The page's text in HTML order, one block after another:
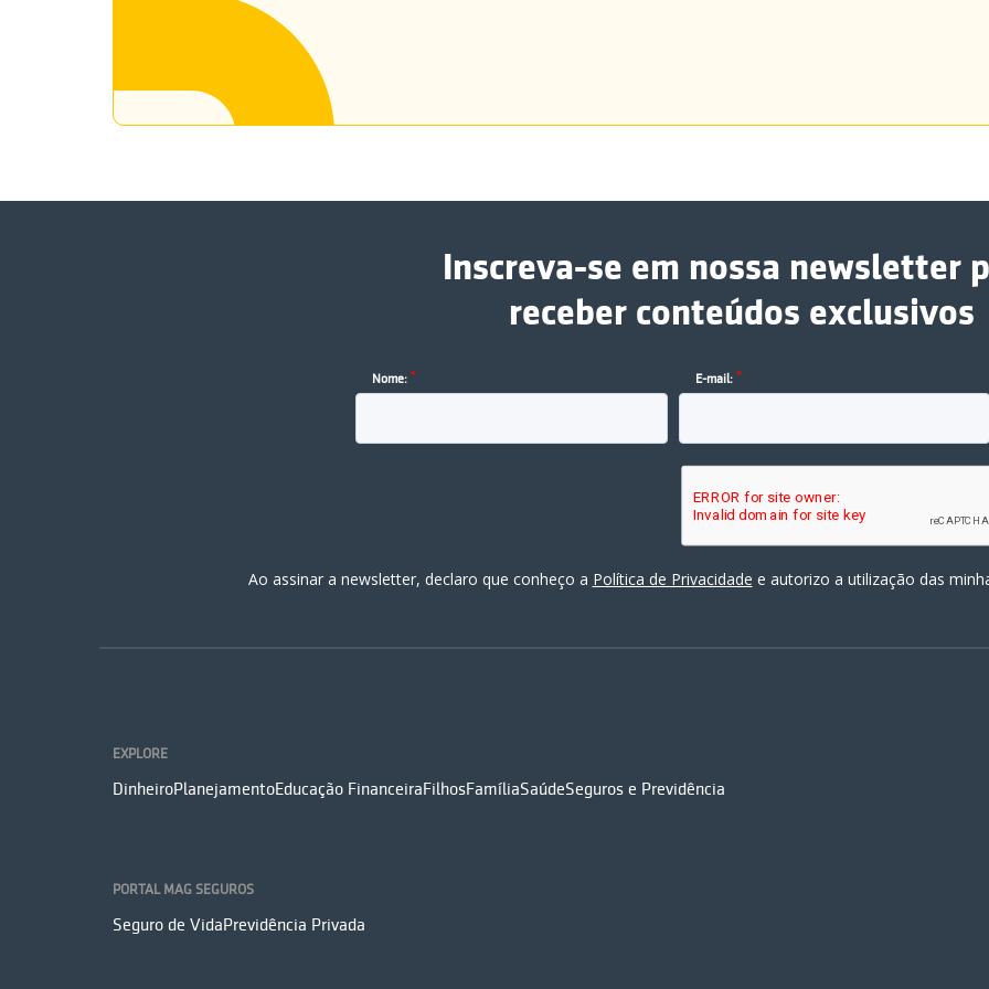
Inscreva-se em nossa newsletter
receber conteúdos exclusivos
Nome: * E-mail: *
Ao assinar a newsletter, declaro que conheço a Política de Privacidade e autorizo a utilização das
EXPLORE
DinheiroPlanejamentoEducação FinanceiraFilhosFamíliaSaúdeSeguros e Previdência
PORTAL MAG SEGUROS
Seguro de VidaPrevidência Privada